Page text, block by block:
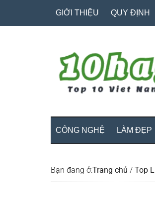
GIỚI THIỆU QUY ĐỊNH
CÔNG NGHỆ LÀM ĐẸP
Bạn đang ở:Trang chủ / Top